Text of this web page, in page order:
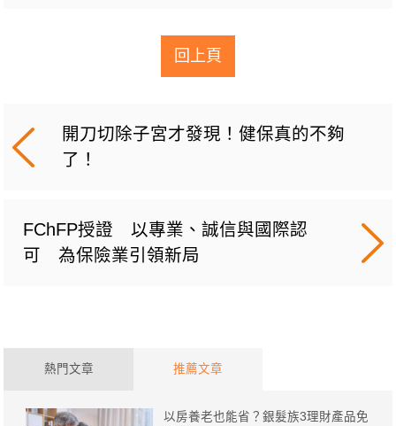
回上頁
開刀切除子宮才發現！健保真的不夠
了！
FChFP授證 以專業、誠信與國際認
可 為保險業引領新局
熱門文章 推薦文章
以房養老也能省？銀髮族3理財產品免